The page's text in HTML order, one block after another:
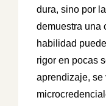
dura, sino por
demuestra una
habilidad
rigor en pocas
aprendizaje, se